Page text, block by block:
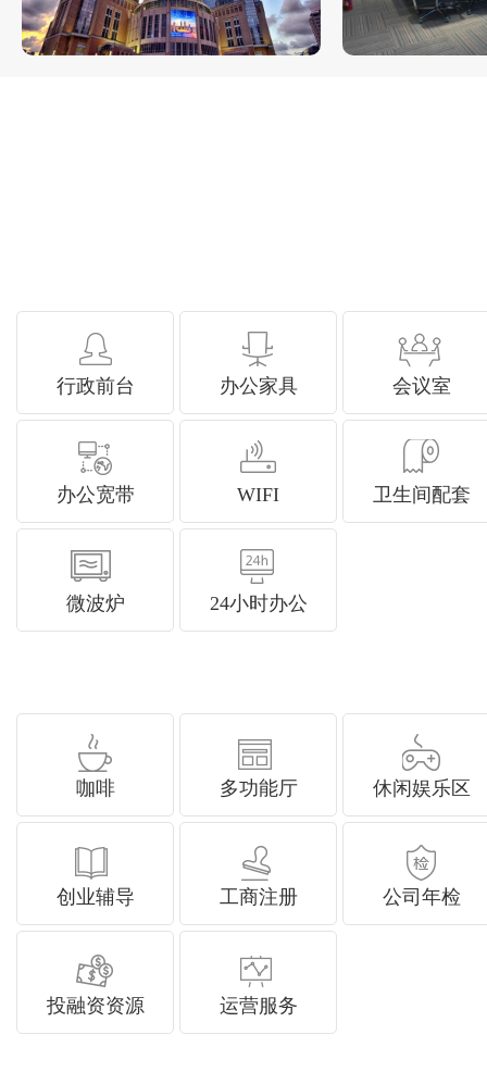
行政前台 办公家具 会议室
办公宽带 WIFI 卫生间配套
微波炉 24小时办公
咖啡 多功能厅 休闲娱乐区
创业辅导 工商注册 公司年检
投融资资源 运营服务